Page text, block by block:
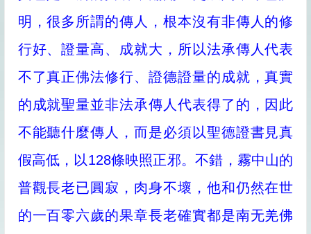
明，很多所謂的傳人，根本沒有非傳人的修
行好、證量高、成就大，所以法承傳人代表
不了真正佛法修行、證德證量的成就，真實
的成就聖量並非法承傳人代表得了的，因此
不能聽什麼傳人，而是必須以聖德證書見真
假高低，以128條映照正邪。不錯，霧中山的
普觀長老已圓寂，肉身不壞，他和仍然在世
的一百零六歲的果章長老確實都是南无羌佛